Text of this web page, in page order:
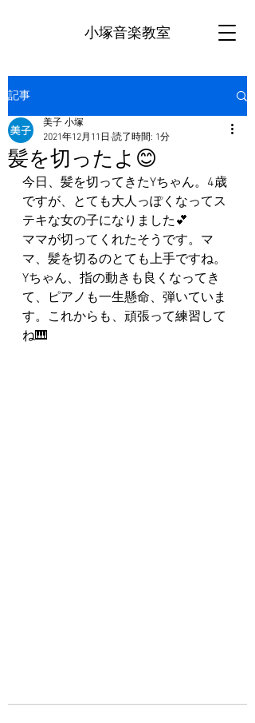
小塚音楽教室
記事
髪を切ったよ😊
美子 小塚
2021年12月11日 読了時間: 1分
今日、髪を切ってきたYちゃん。4歳
ですが、とても大人っぽくなってス
テキな女の子になりました💕
ママが切ってくれたそうです。マ
マ、髪を切るのとても上手ですね。
Yちゃん、指の動きも良くなってき
て、ピアノも一生懸命、弾いていま
す。これからも、頑張って練習して
ね🎹